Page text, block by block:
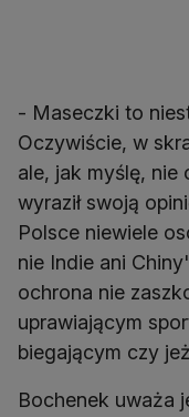
- Maseczki to
Oczywiście, w
ale, jak myślę, nie
wyraził swoją
Polsce niewiele
nie Indie ani
ochrona nie
uprawiającym
biegającym czy
Bochenek uważa